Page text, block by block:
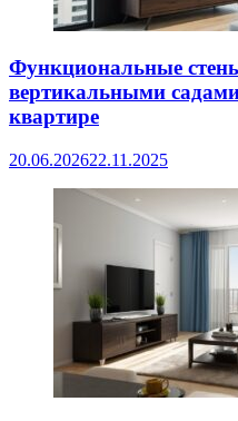
Функциональные
вертикальными
квартире
20.06.202622.11.2025